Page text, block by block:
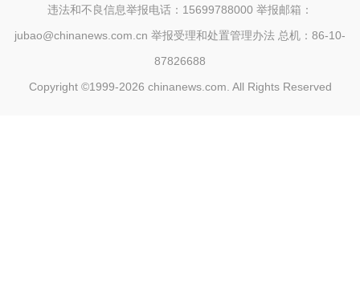
违法和不良信息举报电话：15699788000 举报邮箱：
jubao@chinanews.com.cn 举报受理和处置管理办法 总机：86-10-
87826688
Copyright ©1999-2026 chinanews.com. All Rights Reserved